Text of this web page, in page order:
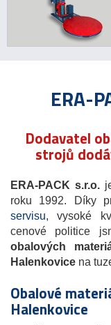
ERA-
Dodavatel
strojů
ERA-PACK s.r.o.
roku 1992. Díky
servisu, vysoké
cenové politice
obalových
Halenkovice na
Obalové
Halenkovice